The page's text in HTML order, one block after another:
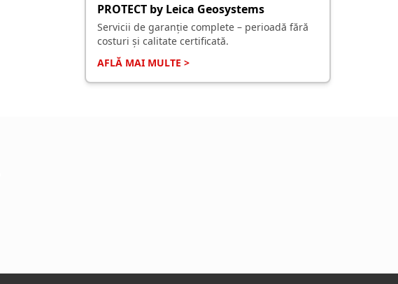
PROTECT by Leica Geosystems
Servicii de garanție complete – perioadă fără
costuri și calitate certificată.
AFLĂ MAI MULTE >